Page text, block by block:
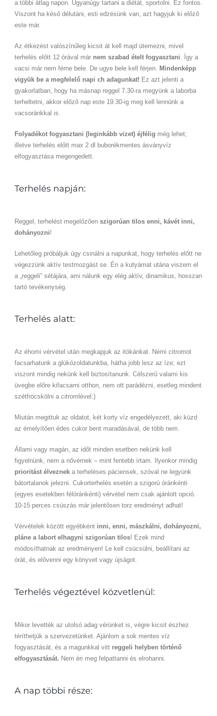
a többi átlag napon. Ugyanúgy tartani a diétát, sportolni. Ez fontos.
Viszont ha késő délutáni, esti edzésünk van, azt hagyjuk ki előző
este már.
Az étkezést valószínűleg kicsit át kell majd ütemezni, mivel
terhelés előtt 12 órával már nem szabad ételt fogyasztani . Így a
vacsi már nem férne bele. De ugye bele kell férjen. Mindenképp
vigyük be a megfelelő napi ch adagunkat! Ez azt jelenti a
gyakorlatban, hogy ha másnap reggel 7.30-ra megyünk a laborba
terheltetni, akkor előző nap este 19.30-ig meg kell lennünk a
vacsoránkkal is.
Folyadékot fogyasztani (leginkább vizet) éjfélig még lehet;
illetve terhelés előtt max 2 dl buborékmentes ásványvíz
elfogyasztása megengedett.
Terhelés napján:
Reggel, terhelést megelőzően szigorúan tilos enni, kávét inni,
dohányozni!
Lehetőleg próbáljuk úgy csinálni a napunkat, hogy terhelés előtt ne
végezzünk aktív testmozgást se. Én a kutyámat utána viszem el
a „reggeli” sétájára, ami nálunk egy elég aktív, dinamikus, hosszan
tartó tevékenység.
Terhelés alatt:
Az éhomi vérvétel után megkapjuk az itókánkat. Némi citromot
facsarhatunk a glükózoldatunkba, hátha jobb lesz az íze; ezt
viszont mindig nekünk kell biztosítanunk. Célszerű valami kis
üvegbe előre kifacsarni otthon, nem ott parádézni, esetleg mindent
szétfröcskölni a citromlével:)
Miután megittuk az oldatot, két korty víz engedélyezett, aki küzd
az émelyítően édes cukor bent maradásával, de több nem.
Állami vagy magán, az időt minden esetben nekünk kell
figyelnünk, nem a nővérnek – mint fentebb írtam. Ilyenkor mindig
prioritást élvezneka terheléses páciensek, szóval ne legyünk
bátortalanok jelezni. Cukorterhelés esetén a szigorú óránkénti
(egyes esetekben félóránkénti) vérvétel nem csak ajánlott opció.
10-15 perces csúszás már jelentősen torz eredményt adhat!
Vérvételek között egyébként inni, enni, mászkálni, dohányozni,
pláne a labort elhagyni szigorúan tilos! Ezek mind
módosíthatnak az eredményen! Le kell csücsülni, beállítani az
órát, és elővenni egy könyvet vagy újságot.
Terhelés végeztével közvetlenül:
Mikor levették az utolsó adag vérünket is, végre kicsit észhez
téríthetjük a szervezetünket. Ajánlom a sok mentes víz
fogyasztását, és a magunkkal vitt reggeli helyben történő
elfogyasztását. Nem éri meg felpattanni és elrohanni.
A nap többi része: